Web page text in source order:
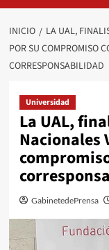
INICIO
LA UAL,
POR SU COMPROMISO
CORRESPONSABILIDAD
Universidad
La UAL,
Nacionales
GabinetedePrensa